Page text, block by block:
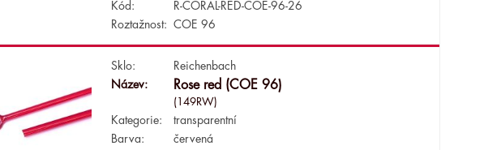
Kód:
R-CORAL-RED-COE-96-26
Roztažnost:
COE 96
Sklo:
Reichenbach
Název:
Rose red (COE 96)
(149RW)
Kategorie:
transparentní
Barva:
červená